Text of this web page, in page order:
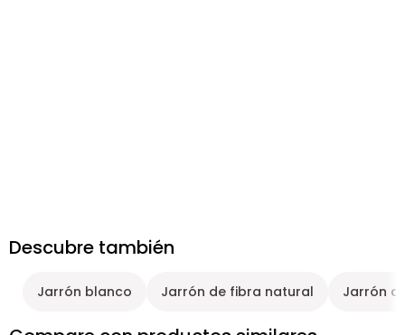
Descubre también
Jarrón blanco Jarrón de fibra natural Jarrón